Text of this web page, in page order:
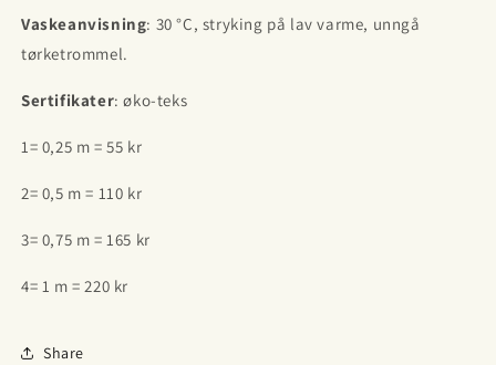
Vaskeanvisning: 30 °C, stryking på lav varme, unngå
tørketrommel.
Sertifikater: øko-teks
1= 0,25 m = 55 kr
2= 0,5 m = 110 kr
3= 0,75 m = 165 kr
4= 1 m = 220 kr
Share